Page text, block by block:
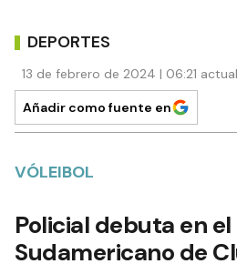
DEPORTES
13 de febrero de 2024 | 06:21
Añadir como fuente en
VÓLEIBOL
Policial debuta en el
Sudamericano de